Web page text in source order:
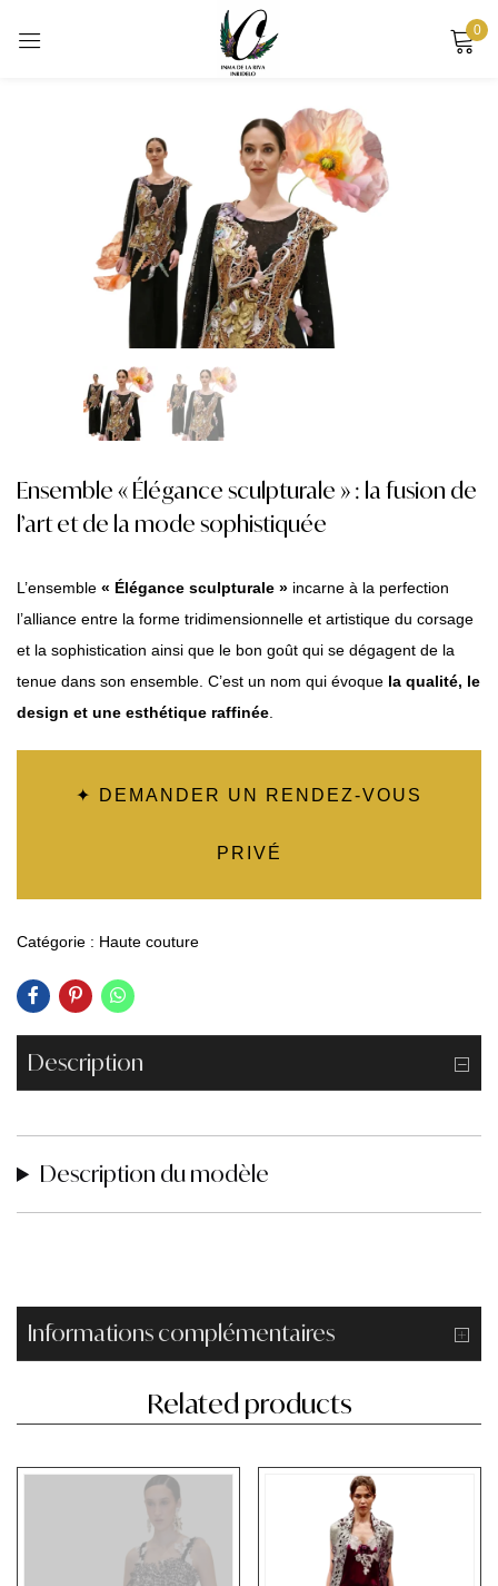
0
Ensemble « Élégance sculpturale » : la fusion de
l’art et de la mode sophistiquée
L’ensemble « Élégance sculpturale » incarne à la perfection
l’alliance entre la forme tridimensionnelle et artistique du corsage
et la sophistication ainsi que le bon goût qui se dégagent de la
tenue dans son ensemble. C’est un nom qui évoque la qualité, le
design et une esthétique raffinée
✦ DEMANDER UN RENDEZ-VOUS
PRIVÉ
Catégorie : Haute couture
Description
Description du modèle
Informations complémentaires
Related products
Sign in
Remember me Lost password?
CREATE AN ACCOUNT